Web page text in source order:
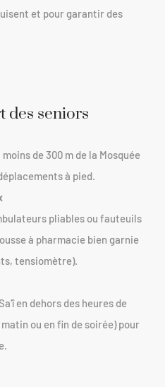
et pour garantir des
des seniors
de 300 m de la Mosquée
à pied.
pliables ou fauteuils
à pharmacie bien garnie
tensiomètre).
en dehors des heures de
ou en fin de soirée) pour